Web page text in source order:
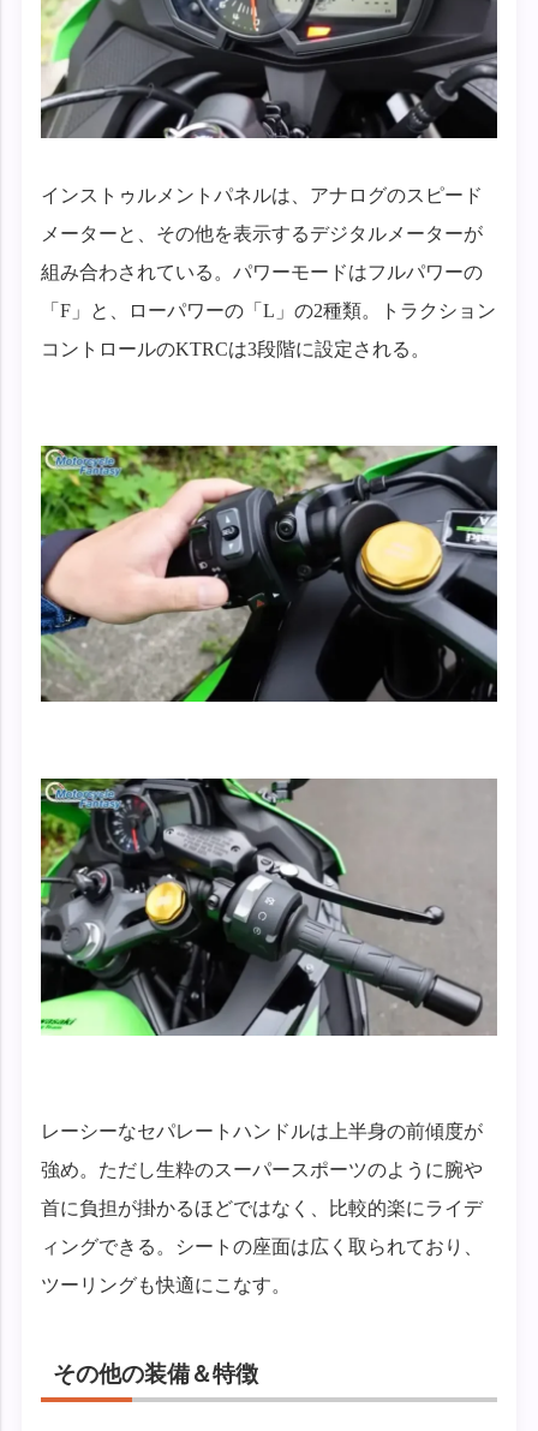
インストゥルメントパネルは、アナログのスピード
メーターと、その他を表示するデジタルメーターが
組み合わされている。パワーモードはフルパワーの
「F」と、ローパワーの「L」の2種類。トラクション
コントロールのKTRCは3段階に設定される。
レーシーなセパレートハンドルは上半身の前傾度が
強め。ただし生粋のスーパースポーツのように腕や
首に負担が掛かるほどではなく、比較的楽にライデ
ィングできる。シートの座面は広く取られており、
ツーリングも快適にこなす。
その他の装備＆特徴